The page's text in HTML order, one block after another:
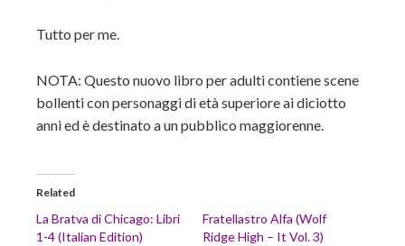
Tutto per me.
NOTA: Questo nuovo libro per adulti contiene scene
bollenti con personaggi di età superiore ai diciotto
anni ed è destinato a un pubblico maggiorenne.
Related
La Bratva di Chicago: Libri
1-4 (Italian Edition)
Fratellastro Alfa (Wolf
Ridge High – It Vol. 3)